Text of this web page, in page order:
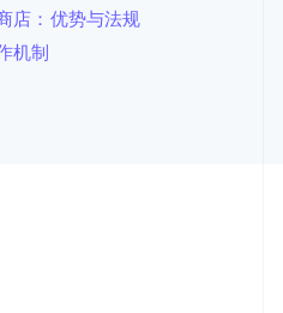
店：优势与法规
机制